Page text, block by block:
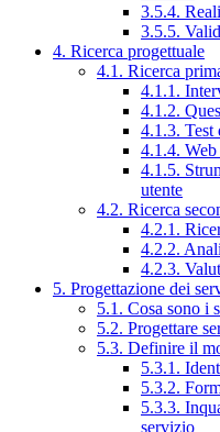
3.5.4.
3.5.5.
4. Ricerca progettuale
4.1. Ricerca
4.1.1.
4.1.2.
4.1.3. Test
4.1.4.
4.1.5.
utente
4.2. Ricerca
4.2.1.
4.2.2.
4.2.3.
5. Progettazione dei
5.1. Cosa sono i
5.2. Progettare
5.3. Definire il
5.3.1.
5.3.2.
5.3.3.
servizio